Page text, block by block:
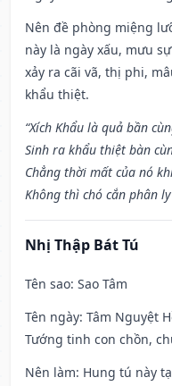
Nên đề phòng miệng
này là ngày xấu, mưu
xảy ra cãi vã, thị phi,
khẩu thiệt.
“Xích Khẩu là quả bần
Sinh ra khẩu thiệt bàn
Chẳng thời mất của nó
Không thì chó cắn phân
Nhị Thập Bát Tú
Tên sao: Sao Tâm
Tên ngày: Tâm Nguyệt
Tướng tinh con chồn,
Nên làm: Hung tú này